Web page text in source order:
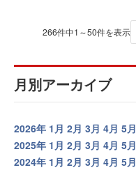
266件中1～50件を表示
月別アーカイブ
2026年 1月 2月 3月 4月 5月
2025年 1月 2月 3月 4月 5月
2024年 1月 2月 3月 4月 5月